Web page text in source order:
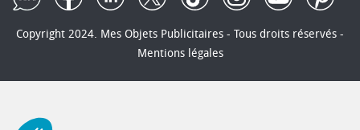
Copyright 2024. Mes Objets Publicitaires - Tous droits réservés -
Mentions légales